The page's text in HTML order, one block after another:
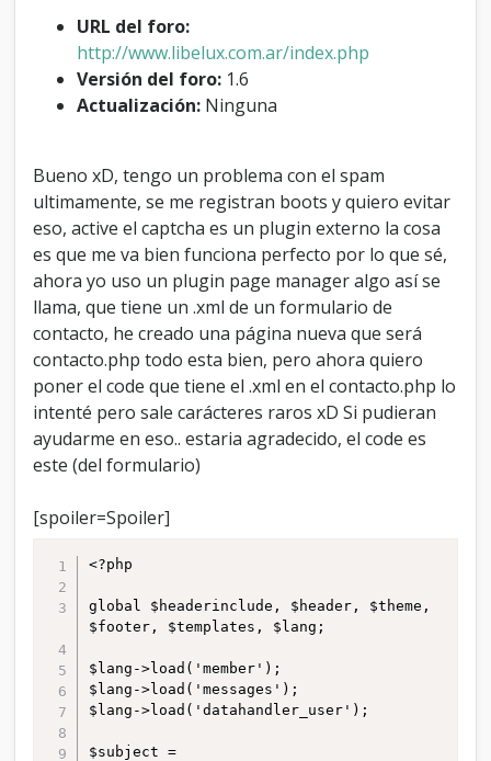
o
l
a
n
i
l
l
a
URL del foro:
http://www.libelux.com.ar/index.php
Versión del foro: 1.6
Actualización: Ninguna
Bueno xD, tengo un problema con el spam
ultimamente, se me registran boots y quiero evitar
eso, active el captcha es un plugin externo la cosa
es que me va bien funciona perfecto por lo que sé,
ahora yo uso un plugin page manager algo así se
llama, que tiene un .xml de un formulario de
contacto, he creado una página nueva que será
contacto.php todo esta bien, pero ahora quiero
poner el code que tiene el .xml en el contacto.php lo
intenté pero sale carácteres raros xD Si pudieran
ayudarme en eso.. estaria agradecido, el code es
este (del formulario)
[spoiler=Spoiler]
<?php
global $headerinclude, $header, $theme,
$footer, $templates, $lang;
$lang->load('member');
$lang->load('messages');
$lang->load('datahandler_user');
$subject =